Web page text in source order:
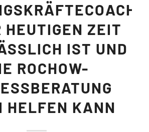
HEUTIGEN ZEIT
IST UND
ROCHOW-
HELFEN KANN